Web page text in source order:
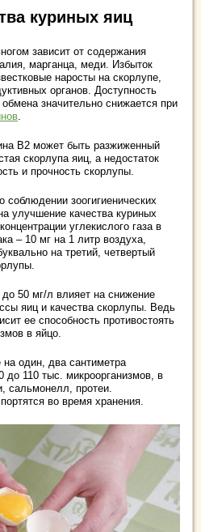
куриных яиц
зависит от содержания
марганца, меди. Избыток
наросты на скорлупе,
органов. Доступность
значительно снижается при
.
В2 может быть разжиженный
скорлупа яиц, а недостаток
и прочность скорлупы.
соблюдении зоогигиенических
улучшение качества куриных
углекислого газа в
– 10 мг на 1 литр воздуха,
на третий, четвертый
50 мг/л влияет на снижение
яиц и качества скорлупы. Ведь
ее способность противостоять
в яйцо.
на один, два сантиметра
до 110 тыс. микроорганизмов, в
сальмонелл, протеи.
во время хранения.